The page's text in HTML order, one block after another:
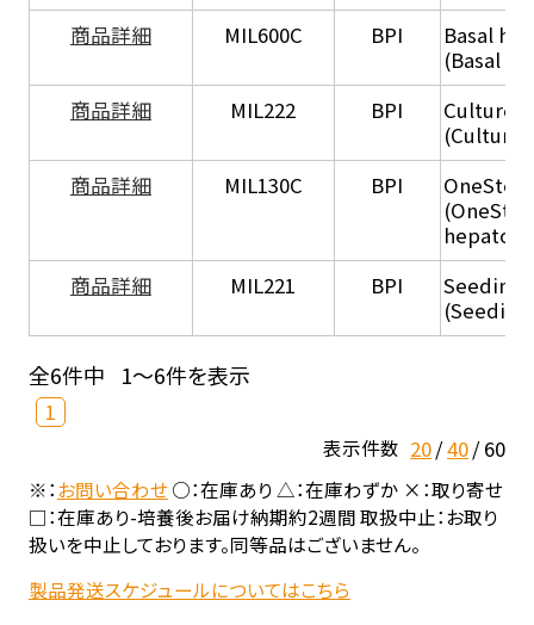
商品詳細
MIL600C BPI
Basal
(Basal
商品詳細
MIL222 BPI
Culture
(Culture
商品詳細
MIL130C BPI
商品詳細
MIL221 BPI
Seeding
全6件中 1～6件を表示
1
表示件数 20 40 60
※：お問い合わせ○：在庫あり △：在庫わずか ×：取り寄せ
□：在庫あり-培養後お届け納期約2週間 取扱中止：お取り
扱いを中止しております。同等品はございません。
製品発送スケジュールについてはこちら